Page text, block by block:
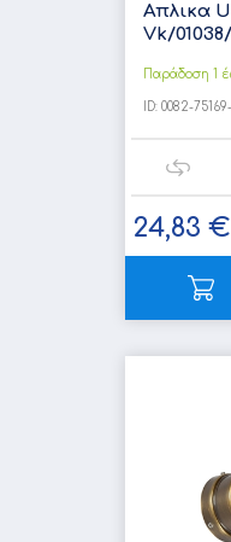
Απλικα
Vk/
Παράδοση 1
ID: 0082-
24,83 €